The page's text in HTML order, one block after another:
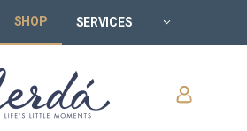
SHOP SERVICES